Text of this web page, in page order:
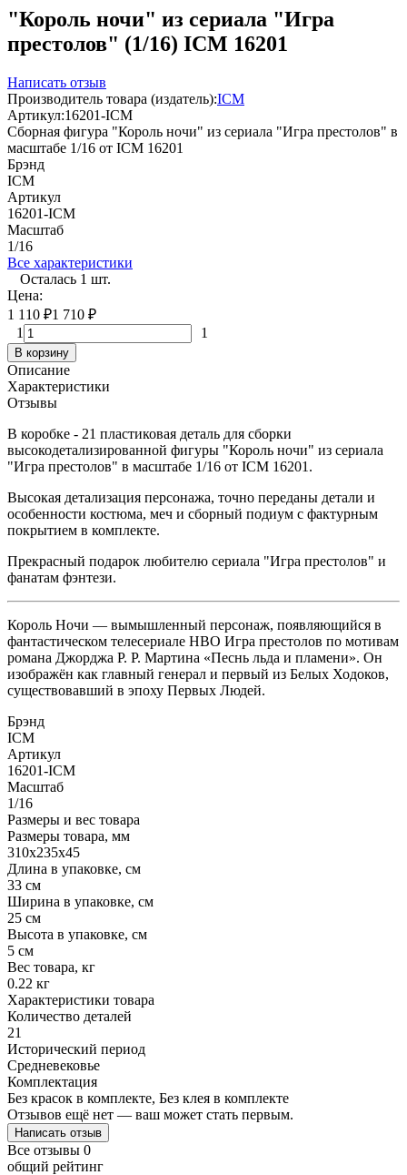
"Король ночи" из сериала "Игра
престолов" (1/16) ICM 16201
Написать отзыв
Производитель товара (издатель):ICM
Артикул:16201-ICM
Сборная фигура "Король ночи" из сериала "Игра престолов" в
масштабе 1/16 от ICM 16201
Брэнд
ICM
Артикул
16201-ICM
Масштаб
1/16
Все характеристики
Осталась 1 шт.
Цена:
1 110 ₽1 710 ₽
1
1
В корзину
Описание
Характеристики
Отзывы
В коробке - 21 пластиковая деталь для сборки
высокодетализированной фигуры "Король ночи" из сериала
"Игра престолов" в масштабе 1/16 от ICM 16201.
Высокая детализация персонажа, точно переданы детали и
особенности костюма, меч и сборный подиум с фактурным
покрытием в комплекте.
Прекрасный подарок любителю сериала "Игра престолов" и
фанатам фэнтези.
Король Ночи — вымышленный персонаж, появляющийся в
фантастическом телесериале HBO Игра престолов по мотивам
романа Джорджа Р. Р. Мартина «Песнь льда и пламени». Он
изображён как главный генерал и первый из Белых Ходоков,
существовавший в эпоху Первых Людей.
Брэнд
ICM
Артикул
16201-ICM
Масштаб
1/16
Размеры и вес товара
Размеры товара, мм
310х235х45
Длина в упаковке, см
33 см
Ширина в упаковке, см
25 см
Высота в упаковке, см
5 см
Вес товара, кг
0.22 кг
Характеристики товара
Количество деталей
21
Исторический период
Средневековье
Комплектация
Без красок в комплекте, Без клея в комплекте
Отзывов ещё нет — ваш может стать первым.
Написать отзыв
Все отзывы 0
общий рейтинг